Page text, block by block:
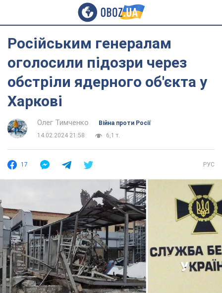
Російським генералам
оголосили підозри через
обстріли ядерного об'єкта у
Харкові
Олег Тимченко
Війна проти Росії
14.02.2024 21:58
6,1 т.
17 РУС